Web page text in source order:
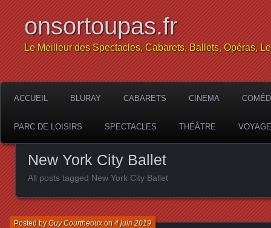
onsortoupas.fr
Le Meilleur des Spectacles, Cabarets, Ballets, Opéras,
ACCUEIL BLURAY CABARETS CINEMA
PARC DE LOISIRS SPECTACLES THÉÂTRE
New York City Ballet
All posts tagged New York City Ballet
Posted byGuy Courtheouxon4 juin 2019